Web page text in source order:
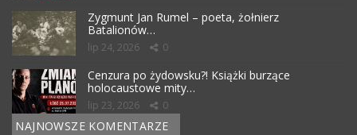
Zygmunt Jan Rumel – poeta, żołnierz
Batalionów…
lip 24, 2026 0
Cenzura po żydowsku?! Książki burzące
holocaustowe mity…
lip 23, 2026 0
NAJNOWSZE KOMENTARZE